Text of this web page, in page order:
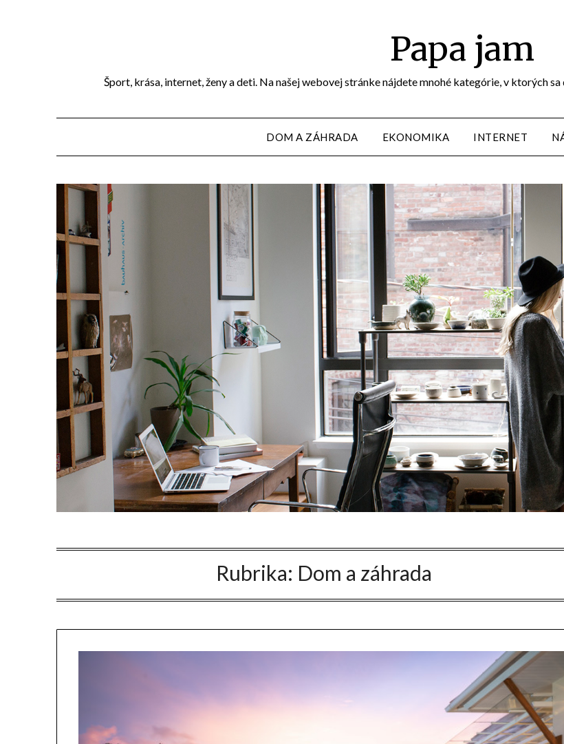
Papa jam
Šport, krása, internet, ženy a deti. Na našej webovej stránke nájdete mnohé kategórie, v ktorých
DOM A ZÁHRADA EKONOMIKA INTERNET
Rubrika: Dom a záhrada